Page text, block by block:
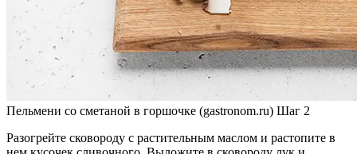
Пельмени со сметаной в горшочке (gastronom.ru) Шаг 2
Разогрейте сковороду с растительным маслом и растопите в